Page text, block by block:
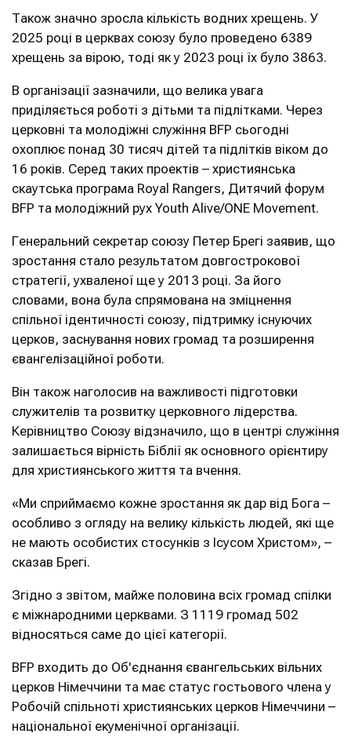
Також значно зросла кількість водних хрещень. У
2025 році в церквах союзу було проведено 6389
хрещень за вірою, тоді як у 2023 році їх було 3863.
В організації зазначили, що велика увага
приділяється роботі з дітьми та підлітками. Через
церковні та молодіжні служіння BFP сьогодні
охоплює понад 30 тисяч дітей та підлітків віком до
16 років. Серед таких проектів – християнська
скаутська програма Royal Rangers, Дитячий форум
BFP та молодіжний рух Youth Alive/ONE Movement.
Генеральний секретар союзу Петер Брегі заявив, що
зростання стало результатом довгострокової
стратегії, ухваленої ще у 2013 році. За його
словами, вона була спрямована на зміцнення
спільної ідентичності союзу, підтримку існуючих
церков, заснування нових громад та розширення
євангелізаційної роботи.
Він також наголосив на важливості підготовки
служителів та розвитку церковного лідерства.
Керівництво Союзу відзначило, що в центрі служіння
залишається вірність Біблії як основного орієнтиру
для християнського життя та вчення.
«Ми сприймаємо кожне зростання як дар від Бога –
особливо з огляду на велику кількість людей, які ще
не мають особистих стосунків з Ісусом Христом», –
сказав Брегі.
Згідно з звітом, майже половина всіх громад спілки
є міжнародними церквами. З 1119 громад 502
відносяться саме до цієї категорії.
BFP входить до Об'єднання євангельських вільних
церков Німеччини та має статус гостьового члена у
Робочій спільноті християнських церков Німеччини –
національної екуменічної організації.